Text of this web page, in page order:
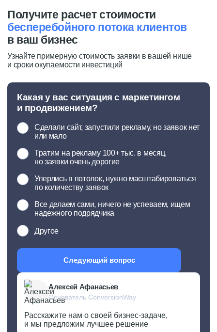
Получите расчет стоимости
бесперебойного потока клиентов
в ваш бизнес
Узнайте примерную стоимость заявки в вашей нише
и сроки окупаемости инвестиций
Какая у вас ситуация с маркетингом
и продвижением?
Сделали сайт, запустили рекламу, но заявок нет
или мало
Тратим на рекламу 100+ тыс. в месяц,
но заявки очень дорогие
Уперлись в потолок, нужно масштабироваться
по количеству заявок
Все делаем сами, ничего не успеваем, ищем
надежного подрядчика
Другое
Следующий вопрос
Алексей Афанасьев
Основатель ConversionWay
Расскажите нам о своей бизнес-задаче,
и мы предложим лучшее решение